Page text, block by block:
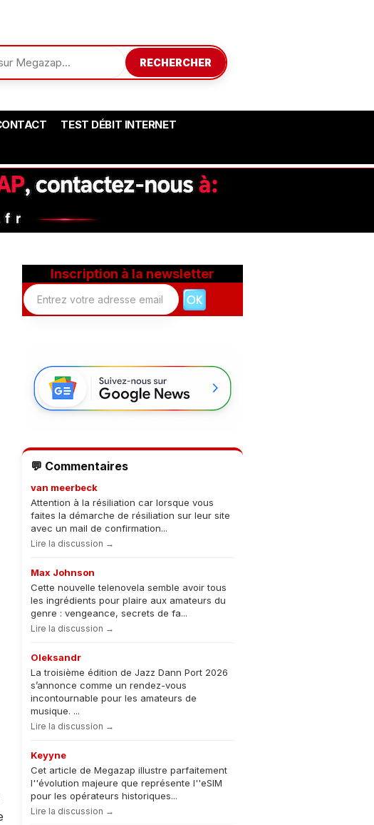
RECHERCHER
TEST DÉBIT INTERNET
Inscription à la newsletter
💬 Commentaires
van meerbeck
Attention à la résiliation car lorsque vous
faites la démarche de résiliation sur leur site
avec un mail de confirmation...
Lire la discussion →
Max Johnson
Cette nouvelle telenovela semble avoir tous
les ingrédients pour plaire aux amateurs du
genre : vengeance, secrets de fa...
Lire la discussion →
Oleksandr
La troisième édition de Jazz Dann Port 2026
s’annonce comme un rendez-vous
incontournable pour les amateurs de
musique. ...
Lire la discussion →
Keyyne
Cet article de Megazap illustre parfaitement
l''évolution majeure que représente l''eSIM
pour les opérateurs historiques...
Lire la discussion →